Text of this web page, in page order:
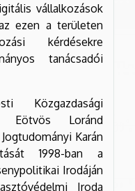
vállalkozások
ezen a területen
kérdésekre
tanácsadói
Közgazdasági
Eötvös Loránd
Karán
1998-ban a
Irodáján
Iroda